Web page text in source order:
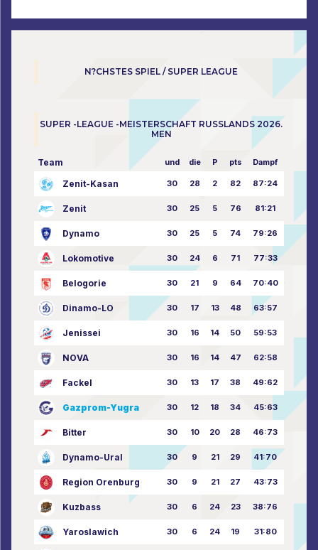
N?CHSTES SPIEL / SUPER LEAGUE
SUPER -LEAGUE -MEISTERSCHAFT RUSSLANDS 2026.
MEN
Team und die P pts Dampf
Zenit-Kasan 30 28 2 82 87:24
Zenit 30 25 5 76 81:21
Dynamo 30 25 5 74 79:26
Lokomotive 30 24 6 71 77:33
Belogorie 30 21 9 64 70:40
Dinamo-LO 30 17 13 48 63:57
Jenissei 30 16 14 50 59:53
NOVA 30 16 14 47 62:58
Fackel 30 13 17 38 49:62
Gazprom-Yugra 30 12 18 34 45:63
Bitter 30 10 20 28 46:73
Dynamo-Ural 30 9 21 29 41:70
Region Orenburg 30 9 21 27 43:73
Kuzbass 30 6 24 23 38:76
Yaroslawich 30 6 24 19 31:80